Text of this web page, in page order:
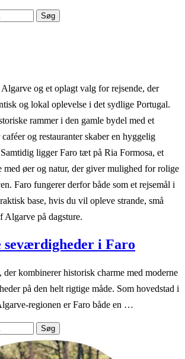
Søg
og et oplagt valg for rejsende, der
og lokal oplevelse i det sydlige Portugal.
rammer i den gamle bydel med et
og restauranter skaber en hyggelig
ligger Faro tæt på Ria Formosa, et
med øer og natur, der giver mulighed for rolige
Faro fungerer derfor både som et rejsemål i
base, hvis du vil opleve strande, små
Algarve på dagsture.
seværdigheder i Faro
der kombinerer historisk charme med moderne
på den helt rigtige måde. Som hovedstad i
regionen er Faro både en …